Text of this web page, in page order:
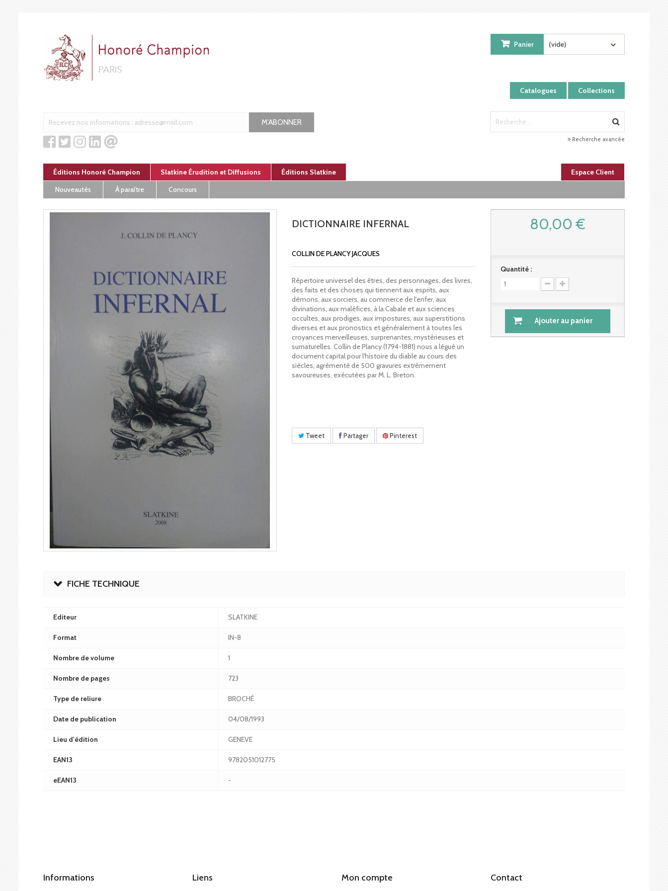
Catalogues Collections
Panier (vide)
M'ABONNER
Recherche avancée
Éditions Honoré Champion Slatkine Érudition et Diffusions Éditions Slatkine
Espace Client
Nouveautés
À paraître Concours
DICTIONNAIRE INFERNAL
COLLIN DE PLANCY JACQUES
Répertoire universel des êtres, des personnages, des livres,
des faits et des choses qui tiennent aux esprits, aux
démons, aux sorciers, au commerce de l'enfer, aux
divinations, aux maléfices, à la Cabale et aux sciences
occultes, aux prodiges, aux impostures, aux superstitions
diverses et aux pronostics et généralement à toutes les
croyances merveilleuses, surprenantes, mystérieuses et
surnaturelles. Collin de Plancy (1794-1881) nous a légué un
document capital pour l'histoire du diable au cours des
siècles, agrémenté de 500 gravures extrêmement
savoureuses, exécutées par M. L. Breton.
Tweet Partager Pinterest
80,00 €
Quantité :
Ajouter au panier
FICHE TECHNIQUE
Editeur SLATKINE
Format IN-8
Nombre de volume 1
Nombre de pages 723
Type de reliure BROCHÉ
Date de publication 04/08/1993
Lieu d'édition GENEVE
EAN13 9782051012775
eEAN13 -
Informations Liens Mon compte Contact